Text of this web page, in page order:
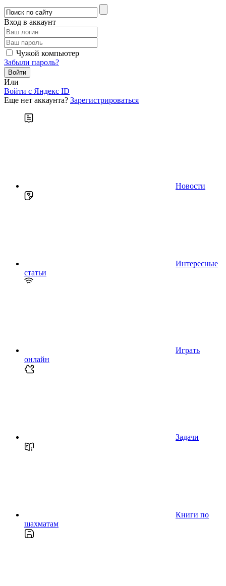
Вход в аккаунт
Чужой компьютер
Забыли пароль?
Или
Войти c Яндекс ID
Еще нет аккаунта? Зарегистрироваться
Новости
Интересные
статьи
Играть
онлайн
Задачи
Книги по
шахматам